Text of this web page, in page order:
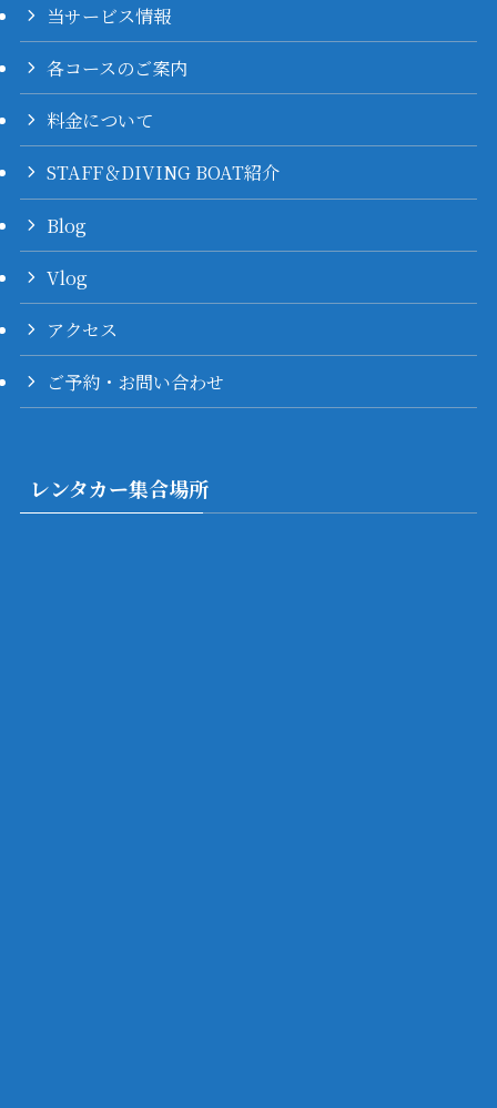
当サービス情報
各コースのご案内
料金について
STAFF＆DIVING BOAT紹介
Blog
Vlog
アクセス
ご予約・お問い合わせ
レンタカー集合場所